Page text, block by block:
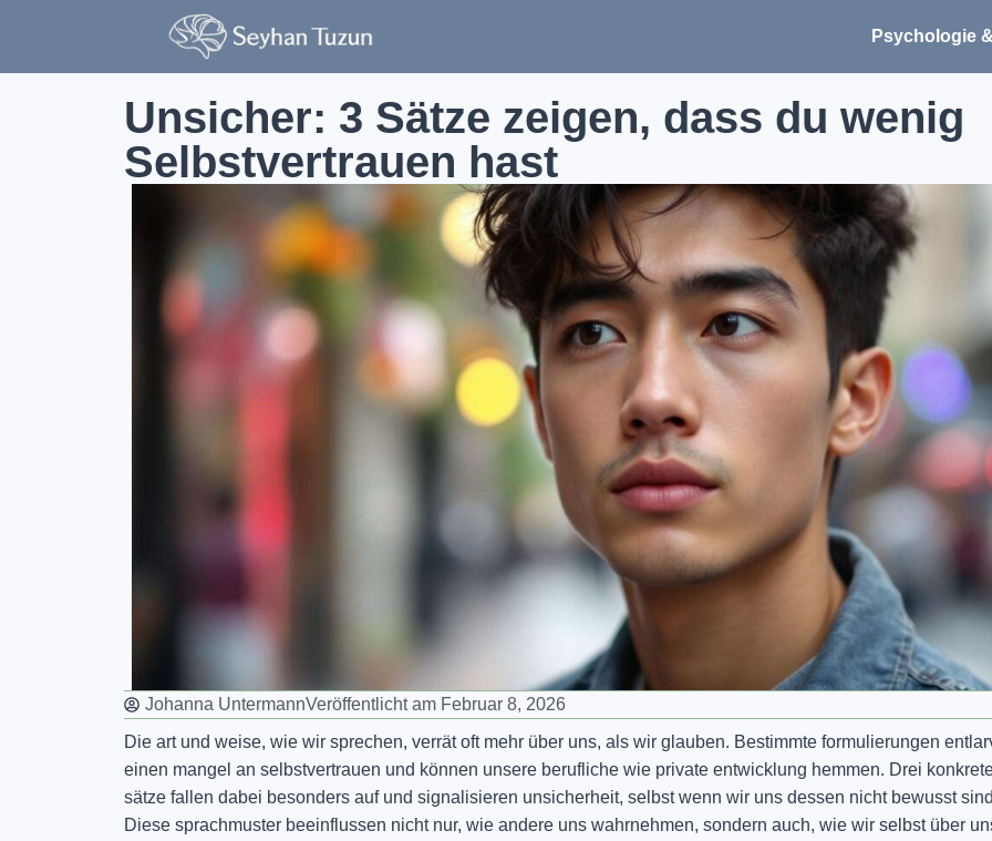
Psychologie
Unsicher: 3 Sätze zeigen, dass du wenig
Selbstvertrauen hast
Johanna UntermannVeröffentlicht am Februar 8, 2026
Die art und weise, wie wir sprechen, verrät oft mehr über uns, als wir glauben. Bestimmte formulierungen
einen mangel an selbstvertrauen und können unsere berufliche wie private entwicklung hemmen. Drei
sätze fallen dabei besonders auf und signalisieren unsicherheit, selbst wenn wir uns dessen nicht bewusst
Diese sprachmuster beeinflussen nicht nur, wie andere uns wahrnehmen, sondern auch, wie wir selbst über